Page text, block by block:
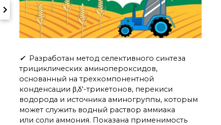
✓
Разработан метод селективного синтеза
трициклических аминопероксидов,
основанный на трехкомпонентной
конденсации β,δ′-трикетонов, перекиси
водорода и источника аминогруппы, которым
может служить водный раствор аммиака
или соли аммония. Показана применимость